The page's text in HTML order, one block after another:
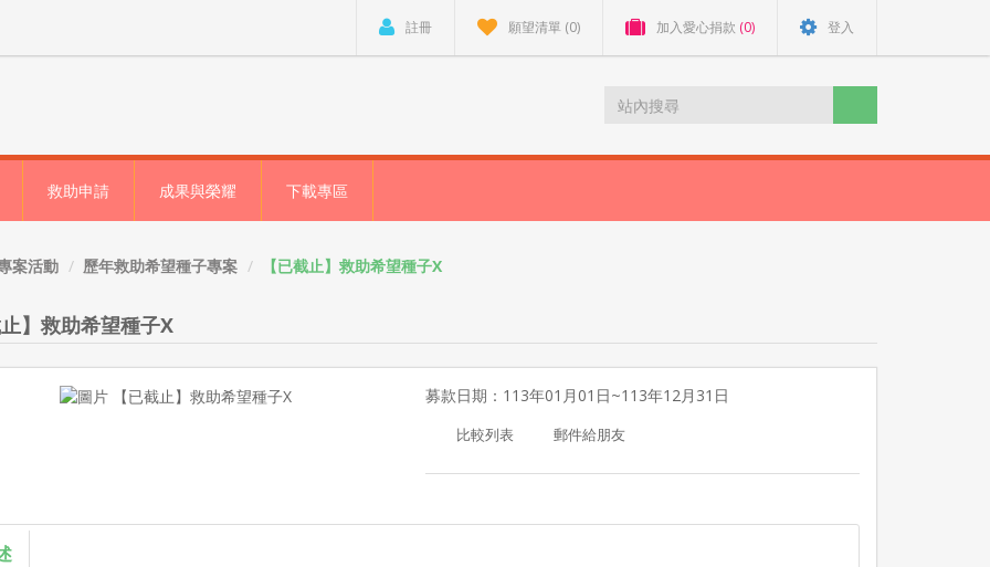
註冊 願望清單 (0) 加入愛心捐款 (0) 登入
救助申請 成果與榮耀 下載專區
案活動 歷年救助希望種子專案 【已截止】救助希望種子X
】救助希望種子X
募款日期：113年01月01日~113年12月31日